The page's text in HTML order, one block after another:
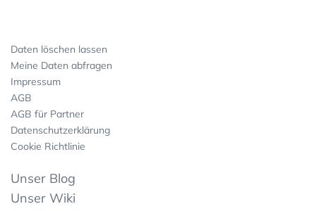
Daten löschen lassen
Meine Daten abfragen
Impressum
AGB
AGB für Partner
Datenschutzerklärung
Cookie Richtlinie
Unser Blog
Unser Wiki